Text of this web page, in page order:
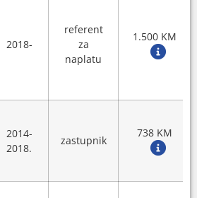
2018-
referent
za
naplatu
1.500 KM
2014-
2018.
zastupnik
738 KM